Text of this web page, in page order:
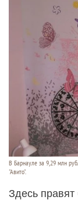
В Барнауле за 9,29 млн
"Авито".
Здесь правят